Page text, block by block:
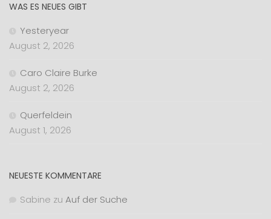
WAS ES NEUES GIBT
Yesteryear
August 2, 2026
Caro Claire Burke
August 2, 2026
Querfeldein
August 1, 2026
NEUESTE KOMMENTARE
Sabine zu Auf der Suche